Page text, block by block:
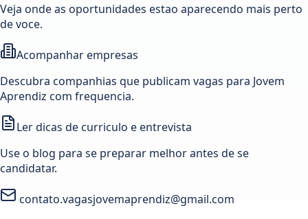
Veja onde as oportunidades estao aparecendo mais perto
de voce.
Acompanhar empresas
Descubra companhias que publicam vagas para Jovem
Aprendiz com frequencia.
Ler dicas de curriculo e entrevista
Use o blog para se preparar melhor antes de se
candidatar.
contato.vagasjovemaprendiz@gmail.com